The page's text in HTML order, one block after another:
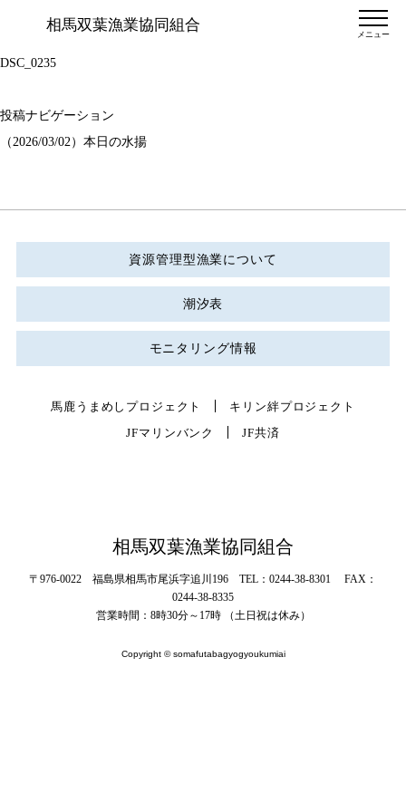
相馬双葉漁業協同組合
メニュー
DSC_0235
投稿ナビゲーション
（2026/03/02）本日の水揚
資源管理型漁業について
潮汐表
モニタリング情報
馬鹿うまめしプロジェクト
キリン絆プロジェクト
JFマリンバンク
JF共済
相馬双葉漁業協同組合
〒976-0022 福島県相馬市尾浜字追川196 TEL：0244-38-8301 FAX：
0244-38-8335
営業時間：8時30分～17時 （土日祝は休み）
Copyright © somafutabagyogyoukumiai